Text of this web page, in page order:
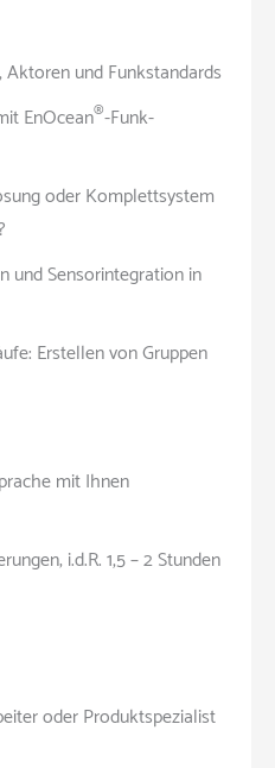
und Funkstandards
EnOcean®-Funk-
oder Komplettsystem
und Sensorintegration in
Erstellen von Gruppen
mit Ihnen
i.d.R. 1,5 – 2 Stunden
oder Produktspezialist